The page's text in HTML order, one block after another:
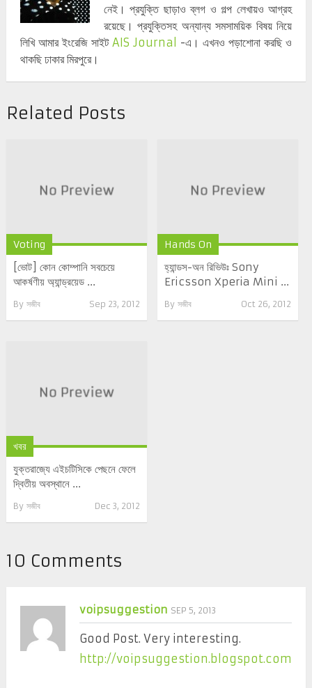
নেই। প্রযুক্তি ছাড়াও ব্লগ ও গল্প লেখায়ও আগ্রহ
রয়েছে। প্রযুক্তিসহ অন্যান্য সমসাময়িক বিষয় নিয়ে
লিখি আমার ইংরেজি সাইট AIS Journal -এ। এখনও পড়াশোনা করছি ও
থাকছি ঢাকার মিরপুরে।
Related Posts
Voting
[ভোট] কোন কোম্পানি সবচেয়ে
আকর্ষণীয় অ্যান্ড্রয়েড ...
By সজীব Sep 23, 2012
Hands On
হ্যান্ডস-অন রিভিউঃ Sony
Ericsson Xperia Mini ...
By সজীব Oct 26, 2012
খবর
যুক্তরাজ্যে এইচটিসিকে পেছনে ফেলে
দ্বিতীয় অবস্থানে ...
By সজীব Dec 3, 2012
10 Comments
voipsuggestion SEP 5, 2013
Good Post. Very interesting.
http://voipsuggestion.blogspot.com